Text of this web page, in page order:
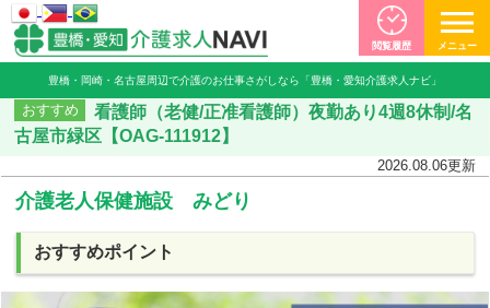
豊橋・岡崎・名古屋周辺で介護のお仕事さがしなら「豊橋・愛知介護求人ナビ」
閲覧履歴 メニュー
おすすめ
看護師（老健/正准看護師）夜勤あり4週8休制/名
古屋市緑区【OAG-111912】
2026.08.06更新
介護老人保健施設 みどり
おすすめポイント